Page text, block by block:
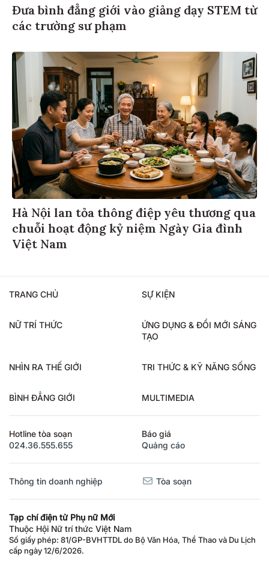
Đưa bình đẳng giới vào giảng dạy STEM từ
các trường sư phạm
Hà Nội lan tỏa thông điệp yêu thương qua
chuỗi hoạt động kỷ niệm Ngày Gia đình
Việt Nam
TRANG CHỦ SỰ KIỆN
NỮ TRÍ THỨC
ỨNG DỤNG & ĐỔI MỚI SÁNG
TẠO
NHÌN RA THẾ GIỚI TRI THỨC & KỸ NĂNG SỐNG
BÌNH ĐẲNG GIỚI MULTIMEDIA
Hotline tòa soạn
024.36.555.655
Báo giá
Quảng cáo
Thông tin doanh nghiệp Tòa soạn
Tạp chí điện tử Phụ nữ Mới
Thuộc Hội Nữ trí thức Việt Nam
Số giấy phép: 81/GP-BVHTTDL do Bộ Văn Hóa, Thể Thao và Du Lịch
cấp ngày 12/6/2026.